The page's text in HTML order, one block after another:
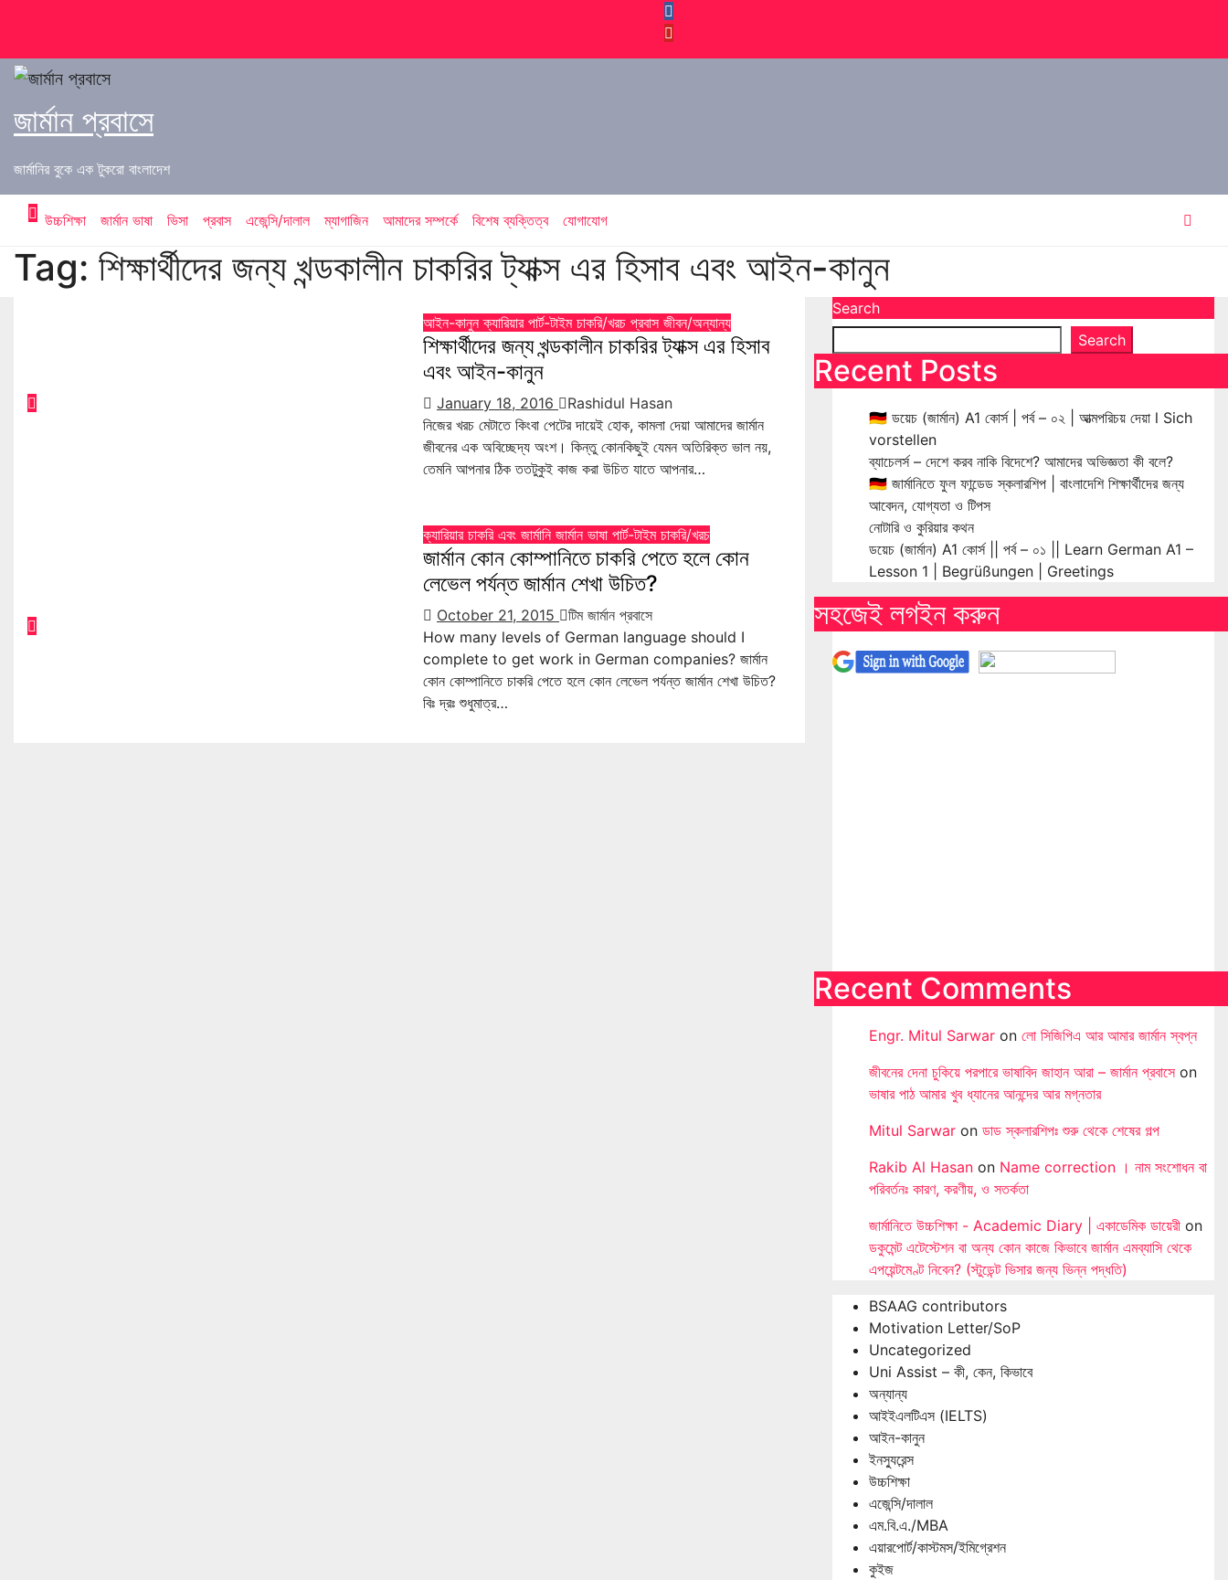
content
জার্মান প্রবাসে
জার্মানির বুকে এক টুকরো বাংলাদেশ
উচ্চশিক্ষা জার্মান ভাষা ভিসা প্রবাস এজেন্সি/দালাল ম্যাগাজিন আমাদের সম্পর্কে বিশেষ ব্যক্তিত্ব যোগাযোগ
Tag: শিক্ষার্থীদের জন্য খন্ডকালীন চাকরির ট্যাক্স এর হিসাব এবং আইন-কানুন
আইন-কানুনক্যারিয়ার পার্ট-টাইম চাকরি/খরচ প্রবাস জীবন/অন্যান্য
শিক্ষার্থীদের জন্য খন্ডকালীন চাকরির ট্যাক্স এর হিসাব
এবং আইন-কানুন
January 18, 2016
Rashidul Hasan
নিজের খরচ মেটাতে কিংবা পেটের দায়েই হোক, কামলা দেয়া আমাদের জার্মান
জীবনের এক অবিচ্ছেদ্য অংশ। কিন্তু কোনকিছুই যেমন অতিরিক্ত ভাল নয়,
তেমনি আপনার ঠিক ততটুকুই কাজ করা উচিত যাতে আপনার…
ক্যারিয়ার চাকরি এবং জার্মানি জার্মান ভাষা পার্ট-টাইম চাকরি/খরচ
জার্মান কোন কোম্পানিতে চাকরি পেতে হলে কোন
লেভেল পর্যন্ত জার্মান শেখা উচিত?
October 21, 2015
টিম জার্মান প্রবাসে
How many levels of German language should I
complete to get work in German companies? জার্মান
কোন কোম্পানিতে চাকরি পেতে হলে কোন লেভেল পর্যন্ত জার্মান শেখা উচিত?
বিঃ দ্রঃ শুধুমাত্র…
Search
Search
Recent Posts
🇩🇪 ডয়েচ (জার্মান) A1 কোর্স | পর্ব – ০২ | আত্মপরিচয় দেয়া l Sich
vorstellen
ব্যাচেলর্স – দেশে করব নাকি বিদেশে? আমাদের অভিজ্ঞতা কী বলে?
🇩🇪 জার্মানিতে ফুল ফান্ডেড স্কলারশিপ | বাংলাদেশি শিক্ষার্থীদের জন্য
আবেদন, যোগ্যতা ও টিপস
নোটারি ও কুরিয়ার কথন
ডয়েচ (জার্মান) A1 কোর্স || পর্ব – ০১ || Learn German A1 –
Lesson 1 | Begrüßungen | Greetings
সহজেই লগইন করুন
Recent Comments
Engr. Mitul Sarwar on লো সিজিপিএ আর আমার জার্মান স্বপ্ন
জীবনের দেনা চুকিয়ে পরপারে ভাষাবিদ জাহান আরা – জার্মান প্রবাসেon
ভাষার পাঠ আমার খুব ধ্যানের আনন্দের আর মগ্নতার
Mitul Sarwar on ডাড স্কলারশিপঃ শুরু থেকে শেষের গল্প
Rakib Al Hasan on Name correction । নাম সংশোধন বা
পরিবর্তনঃ কারণ, করণীয়, ও সতর্কতা
জার্মানিতে উচ্চশিক্ষা - Academic Diary | একাডেমিক ডায়েরী on
ডকুমেন্ট এটেস্টেশন বা অন্য কোন কাজে কিভাবে জার্মান এমব্যাসি থেকে
এপয়েন্টমেণ্ট নিবেন? (স্টুডেন্ট ভিসার জন্য ভিন্ন পদ্ধতি)
BSAAG contributors
Motivation Letter/SoP
Uncategorized
Uni Assist – কী, কেন, কিভাবে
অন্যান্য
আইইএলটিএস (IELTS)
আইন-কানুন
ইনস্যুরেন্স
উচ্চশিক্ষা
এজেন্সি/দালাল
এম.বি.এ./MBA
এয়ারপোর্ট/কাস্টমস/ইমিগ্রেশন
কুইজ